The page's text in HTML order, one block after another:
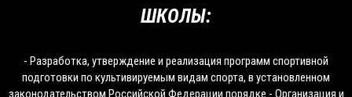
ШКОЛЫ:
- Разработка, утверждение и реализация программ спортивной
подготовки по культивируемым видам спорта, в установленном
законодательством Российской Федерации порядке.- Организация и